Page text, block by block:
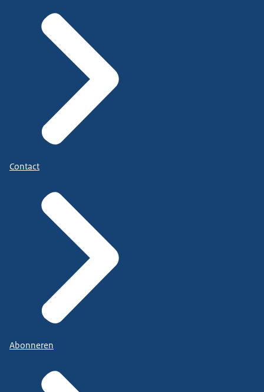
Contact
Abonneren